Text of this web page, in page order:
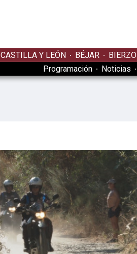
CASTILLA Y LEÓN BÉJAR BIERZO
Programación
Noticias